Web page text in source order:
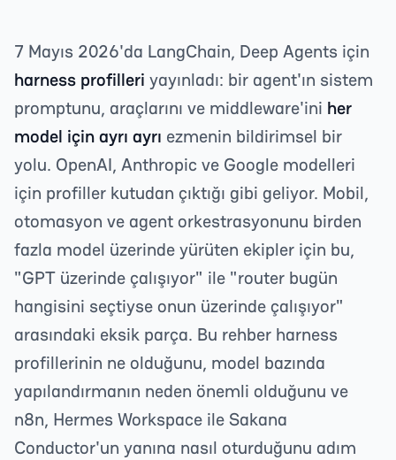
7 Mayıs 2026'da LangChain, Deep Agents için
harness profilleri yayınladı: bir agent'ın sistem
promptunu, araçlarını ve middleware'ini her
model için ayrı ayrı ezmenin bildirimsel bir
yolu. OpenAI, Anthropic ve Google modelleri
için profiller kutudan çıktığı gibi geliyor. Mobil,
otomasyon ve agent orkestrasyonunu birden
fazla model üzerinde yürüten ekipler için bu,
"GPT üzerinde çalışıyor" ile "router bugün
hangisini seçtiyse onun üzerinde çalışıyor"
arasındaki eksik parça. Bu rehber harness
profillerinin ne olduğunu, model bazında
yapılandırmanın neden önemli olduğunu ve
n8n, Hermes Workspace ile Sakana
Conductor'un yanına nasıl oturduğunu adım